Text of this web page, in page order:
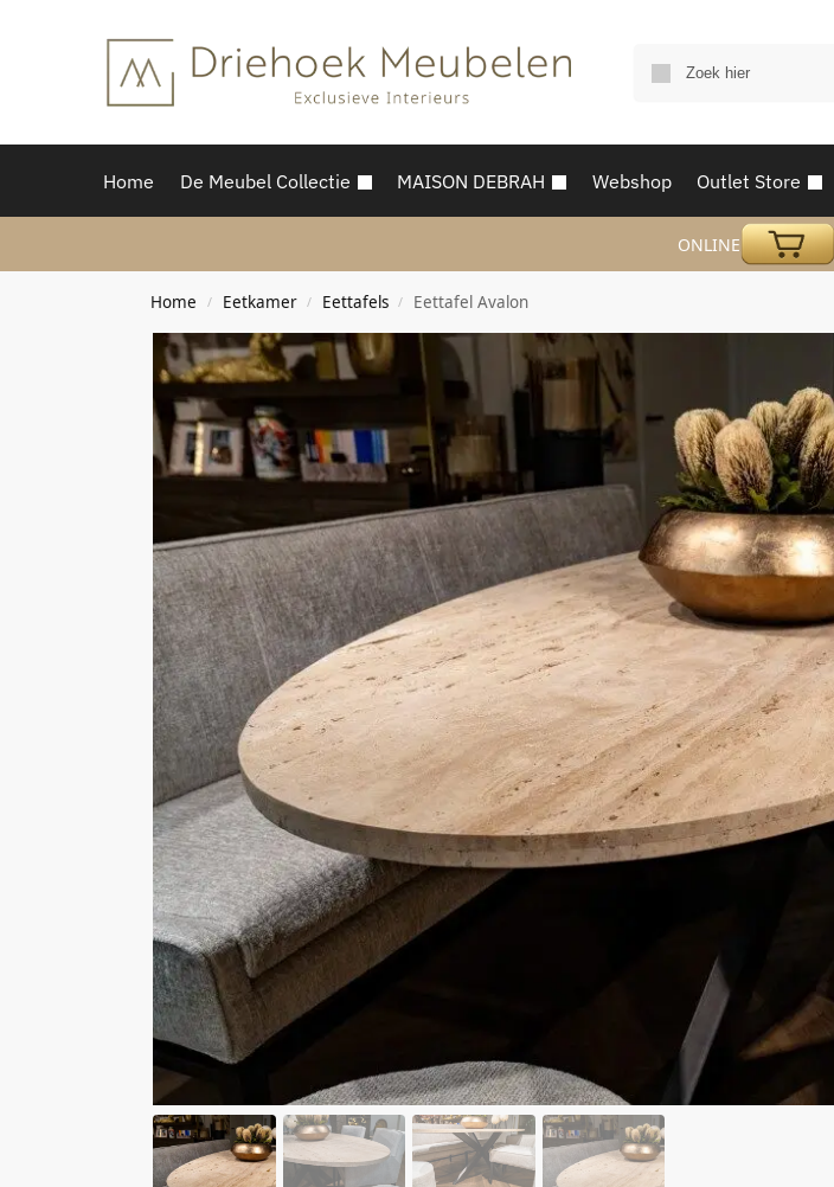
Home De Meubel Collectie MAISON DEBRAH Webshop Outlet Store
ONLINE
Home / Eetkamer / Eettafels / Eettafel Avalon